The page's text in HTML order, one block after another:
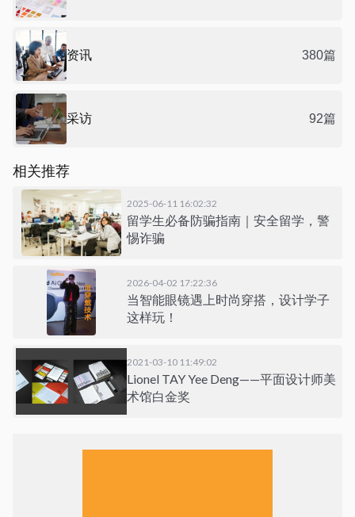
资讯 380篇
采访 92篇
相关推荐
2025-06-11 16:02:32
留学生必备防骗指南｜安全留学，警
惕诈骗
2026-04-02 17:22:36
当智能眼镜遇上时尚穿搭，设计学子
这样玩！
2021-03-10 11:49:02
Lionel TAY Yee Deng——平面设计师美
术馆白金奖